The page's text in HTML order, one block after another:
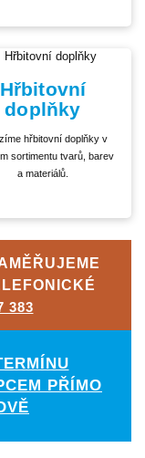
Hřbitovní
doplňky
hřbitovní doplňky v
sortimentu tvarů, barev
a materiálů.
383
PŘÍMO